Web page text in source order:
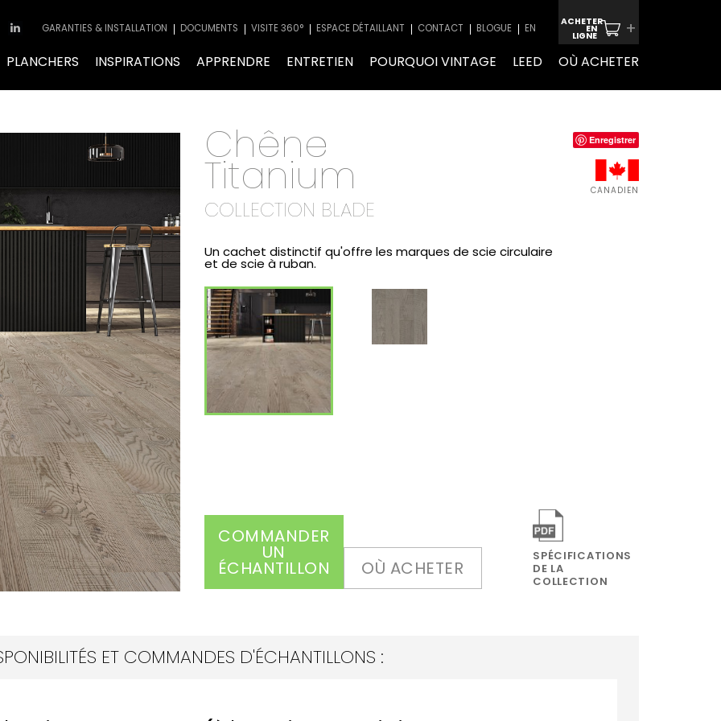
Chêne
Titanium
COLLECTION BLADE
Enregistrer
CANADIEN
Un cachet distinctif qu'offre les marques de scie circulaire
et de scie à ruban.
COMMANDER
UN
ÉCHANTILLON OÙ ACHETER
SPÉCIFICATIONS
DE LA
COLLECTION
ET COMMANDES D'ÉCHANTILLONS :
ACHETER
EN
LIGNE +
GARANTIES & INSTALLATION DOCUMENTS VISITE 360° ESPACE DÉTAILLANT CONTACT BLOGUE EN
PLANCHERS INSPIRATIONS APPRENDRE ENTRETIEN POURQUOI VINTAGE LEED OÙ ACHETER